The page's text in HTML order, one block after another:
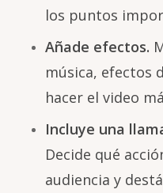
los puntos
Añade efectos.
música, efectos
hacer el video
Incluye una
Decide qué
audiencia y